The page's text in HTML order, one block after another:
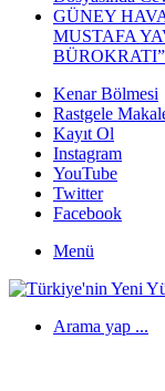
GÜNEY
MUSTAFA
Kenar Bölmesi
Rastgele
Kayıt Ol
Instagram
YouTube
Twitter
Facebook
Menü
Arama yap ...